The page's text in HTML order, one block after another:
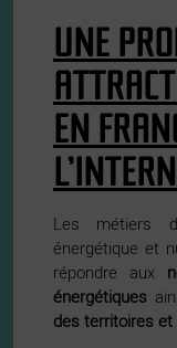
UNE
EN
Les métiers
énergétique et
répondre aux
énergétiques
des territoires